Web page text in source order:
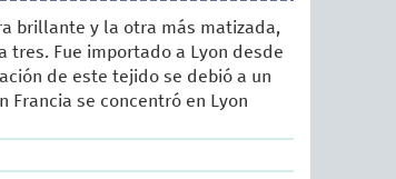
brillante y la otra más matizada,
tres. Fue importado a Lyon desde
de este tejido se debió a un
Francia se concentró en Lyon